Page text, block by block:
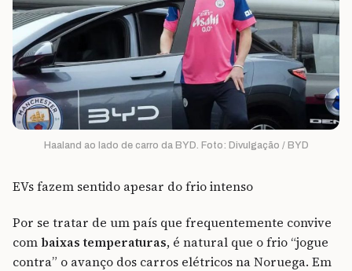
Haaland ao lado de carro da BYD. Foto: Divulgação / BYD
EVs fazem sentido apesar do frio intenso
Por se tratar de um país que frequentemente convive
combaixas temperaturas, é natural que o frio “jogue
contra” o avanço dos carros elétricos na Noruega. Em